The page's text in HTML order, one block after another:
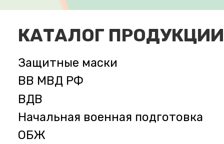
КАТАЛОГ ПРОДУКЦИИ
Защитные маски
ВВ МВД РФ
ВДВ
Начальная военная подготовка
ОБЖ